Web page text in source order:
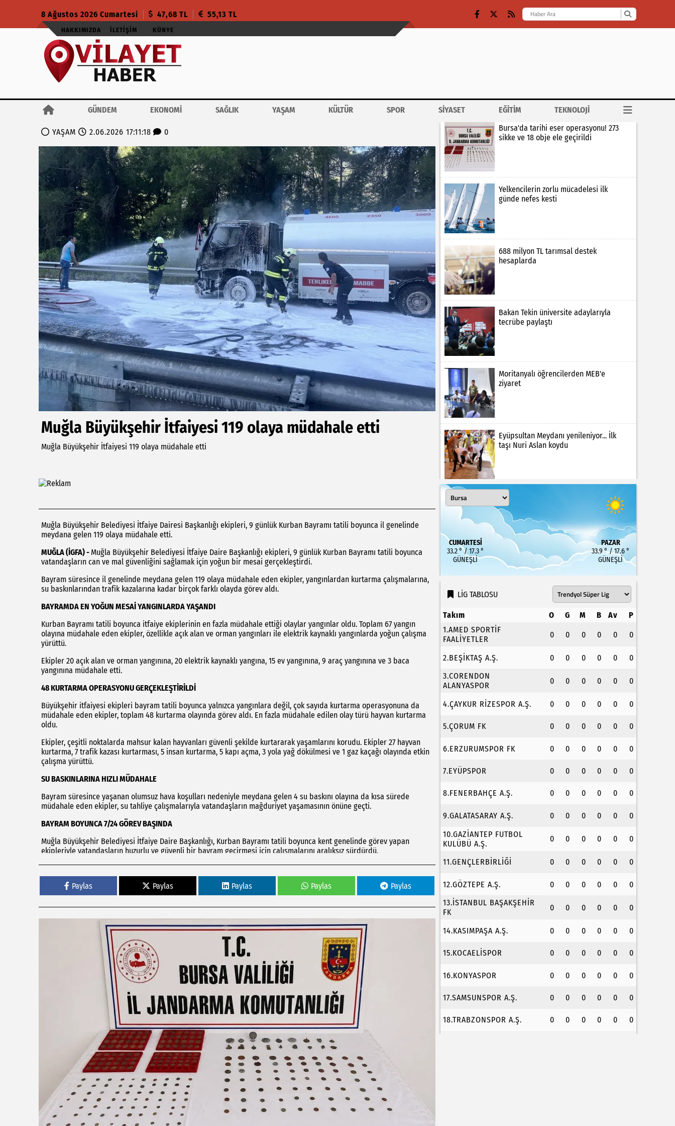
8 Ağustos 2026 Cumartesi 47,68 TL 55,13 TL
HAKKIMIZDA İLETIŞIM KÜNYE
GÜNDEM EKONOMİ SAĞLIK YAŞAM KÜLTÜR SPOR SİYASET EĞİTİM TEKNOLOJİ
YAŞAM 2.06.2026 17:11:18 0
Muğla Büyükşehir İtfaiyesi 119 olaya müdahale etti
Muğla Büyükşehir İtfaiyesi 119 olaya müdahale etti
Muğla Büyükşehir Belediyesi İtfaiye Dairesi Başkanlığı ekipleri, 9 günlük Kurban Bayramı tatili boyunca il genelinde
meydana gelen 119 olaya müdahale etti.
MUĞLA (İGFA) - Muğla Büyükşehir Belediyesi İtfaiye Daire Başkanlığı ekipleri, 9 günlük Kurban Bayramı tatili boyunca
vatandaşların can ve mal güvenliğini sağlamak için yoğun bir mesai gerçekleştirdi.
Bayram süresince il genelinde meydana gelen 119 olaya müdahale eden ekipler, yangınlardan kurtarma çalışmalarına,
su baskınlarından trafik kazalarına kadar birçok farklı olayda görev aldı.
BAYRAMDA EN YOĞUN MESAİ YANGINLARDA YAŞANDI
Kurban Bayramı tatili boyunca itfaiye ekiplerinin en fazla müdahale ettiği olaylar yangınlar oldu. Toplam 67 yangın
olayına müdahale eden ekipler, özellikle açık alan ve orman yangınları ile elektrik kaynaklı yangınlarda yoğun çalışma
yürüttü.
Ekipler 20 açık alan ve orman yangınına, 20 elektrik kaynaklı yangına, 15 ev yangınına, 9 araç yangınına ve 3 baca
yangınına müdahale etti.
48 KURTARMA OPERASYONU GERÇEKLEŞTİRİLDİ
Büyükşehir itfaiyesi ekipleri bayram tatili boyunca yalnızca yangınlara değil, çok sayıda kurtarma operasyonuna da
müdahale eden ekipler, toplam 48 kurtarma olayında görev aldı. En fazla müdahale edilen olay türü hayvan kurtarma
oldu.
Ekipler, çeşitli noktalarda mahsur kalan hayvanları güvenli şekilde kurtararak yaşamlarını korudu. Ekipler 27 hayvan
kurtarma, 7 trafik kazası kurtarması, 5 insan kurtarma, 5 kapı açma, 3 yola yağ dökülmesi ve 1 gaz kaçağı olayında etkin
çalışma yürüttü.
SU BASKINLARINA HIZLI MÜDAHALE
Bayram süresince yaşanan olumsuz hava koşulları nedeniyle meydana gelen 4 su baskını olayına da kısa sürede
müdahale eden ekipler, su tahliye çalışmalarıyla vatandaşların mağduriyet yaşamasının önüne geçti.
BAYRAM BOYUNCA 7/24 GÖREV BAŞINDA
Muğla Büyükşehir Belediyesi İtfaiye Daire Başkanlığı, Kurban Bayramı tatili boyunca kent genelinde görev yapan
ekipleriyle vatandaşların huzurlu ve güvenli bir bayram geçirmesi için çalışmalarını aralıksız sürdürdü.
Paylas Paylas Paylas Paylas Paylas
Bursa'da tarihi eser operasyonu! 273
sikke ve 18 obje ele geçirildi
Yelkencilerin zorlu mücadelesi ilk
günde nefes kesti
688 milyon TL tarımsal destek
hesaplarda
Bakan Tekin üniversite adaylarıyla
tecrübe paylaştı
Moritanyalı öğrencilerden MEB'e
ziyaret
Eyüpsultan Meydanı yenileniyor... İlk
taşı Nuri Aslan koydu
CUMARTESI
33.2 ° / 17.3 °
GÜNEŞLI
PAZAR
33.9 ° / 17.6 °
GÜNEŞLI
LİG TABLOSU
Takım O G M B Av
P
1.AMED SPORTİF
FAALİYETLER
0 0 0 0 0 0
2.BEŞİKTAŞ A.Ş. 0 0 0 0 0
0
3.CORENDON
ALANYASPOR
0 0 0 0 0 0
4.ÇAYKUR RİZESPOR A.Ş. 0 0 0 0 0 0
5.ÇORUM FK 0 0 0 0 0 0
6.ERZURUMSPOR FK 0 0 0 0 0 0
7.EYÜPSPOR 0 0 0 0 0 0
8.FENERBAHÇE A.Ş. 0 0 0 0 0 0
9.GALATASARAY A.Ş. 0 0 0 0 0
0
10.GAZİANTEP FUTBOL
KULÜBÜ A.Ş.
0 0 0 0 0 0
11.GENÇLERBİRLİĞİ 0 0 0 0 0 0
12.GÖZTEPE A.Ş. 0 0 0 0 0
0
13.İSTANBUL BAŞAKŞEHİR
FK
0 0 0 0 0 0
14.KASIMPAŞA A.Ş. 0 0 0 0 0 0
15.KOCAELİSPOR 0 0 0 0 0 0
16.KONYASPOR 0 0 0 0 0 0
17.SAMSUNSPOR A.Ş. 0 0 0 0 0 0
18.TRABZONSPOR A.Ş. 0 0 0 0 0 0